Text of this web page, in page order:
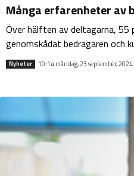
Många erfarenheter av
Över hälften av deltagarna, 55
genomskådat bedragaren och
Nyheter 10:14 måndag, 23 september, 2024